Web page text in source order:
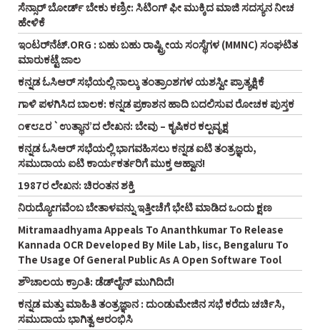
ಸೆನ್ಸಾರ್‌ ಬೋರ್ಡ್ ಬೇಕು ಕಣ್ರೀ: ಸಿಟಿಂಗ್‌ ಫೀ ಮುಕ್ಕಿದ ಮಾಜಿ ಸದಸ್ಯನ ನೀಚ
ಹೇಳಿಕೆ
ಇಂಟರ್‌ನೆಟ್‌.ORG : ಬಹು ಬಹು ರಾಷ್ಟ್ರೀಯ ಸಂಸ್ಥೆಗಳ (MMNC) ಸಂಘಟಿತ
ಮಾರುಕಟ್ಟೆ ಜಾಲ
ಕನ್ನಡ ಓಸಿಆರ್‌ ಸಭೆಯಲ್ಲಿ ನಾಲ್ಕು ತಂತ್ರಾಂಶಗಳ ಯಶಸ್ವೀ ಪ್ರಾತ್ಯಕ್ಷಿಕೆ
ಗಾಳಿ ಪಳಗಿಸಿದ ಬಾಲಕ: ಕನ್ನಡ ಪ್ರಕಾಶನ ಹಾದಿ ಬದಲಿಸುವ ರೋಚಕ ಪುಸ್ತಕ
೧೯೮೭ರ `ಉತ್ಥಾನ’ದ ಲೇಖನ: ಬೇವು – ಕೃಷಿಕರ ಕಲ್ಪವೃಕ್ಷ
ಕನ್ನಡ ಓಸಿಆರ್‌ ಸಭೆಯಲ್ಲಿ ಭಾಗವಹಿಸಲು ಕನ್ನಡ ಐಟಿ ತಂತ್ರಜ್ಞರು,
ಸಮುದಾಯ ಐಟಿ ಕಾರ್ಯಕರ್ತರಿಗೆ ಮುಕ್ತ ಆಹ್ವಾನ!
1987ರ ಲೇಖನ: ಚಿರಂತನ ಶಕ್ತಿ
ನಿರುದ್ಯೋಗವೆಂಬ ಬೇತಾಳವನ್ನು ಇತ್ತೀಚೆಗೆ ಭೇಟಿ ಮಾಡಿದ ಒಂದು ಕ್ಷಣ
Mitramaadhyama Appeals To Ananthkumar To Release
Kannada OCR Developed By Mile Lab, Iisc, Bengaluru To
The Usage Of General Public As A Open Software Tool
ಶೌಚಾಲಯ ಕ್ರಾಂತಿ: ಡೆಡ್‌ಲೈನ್ ಮುಗಿದಿದೆ!
ಕನ್ನಡ ಮತ್ತು ಮಾಹಿತಿ ತಂತ್ರಜ್ಞಾನ : ದುಂಡುಮೇಜಿನ ಸಭೆ ಕರೆದು ಚರ್ಚಿಸಿ,
ಸಮುದಾಯ ಭಾಗಿತ್ವ ಆರಂಭಿಸಿ